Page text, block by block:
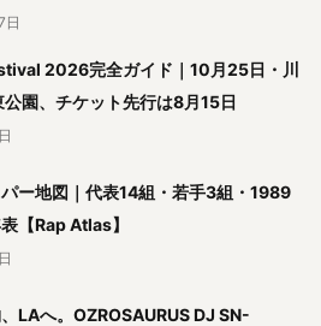
日
2026完全ガイド｜10月25日・川
公園、チケット先行は8月15日
ー地図｜代表14組・若手3組・1989
【Rap Atlas】
LAへ。OZROSAURUS DJ SN-